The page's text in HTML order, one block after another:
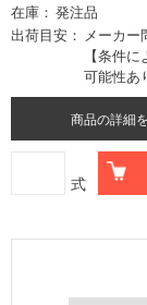
在庫
発注品
出荷目安
メーカー
【条件
可能性あ
商品の詳細
式